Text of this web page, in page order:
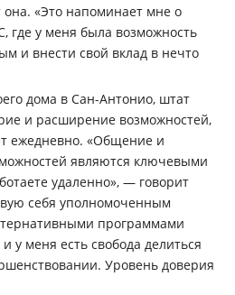
«Это напоминает мне о
где у меня была возможность
и внести свой вклад в нечто
дома в Сан-Антонио, штат
и расширение возможностей,
ежедневно. «Общение и
являются ключевыми
удаленно», — говорит
себя уполномоченным
программами
у меня есть свобода делиться
Уровень доверия